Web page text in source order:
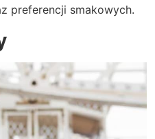
preferencji smakowych.